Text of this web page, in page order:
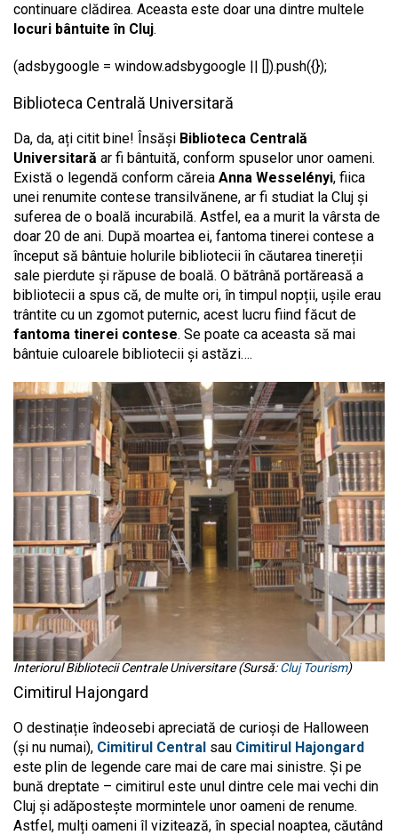
continuare clădirea. Aceasta este doar una dintre multele
locuri bântuite în Cluj.
(adsbygoogle = window.adsbygoogle || []).push({});
Biblioteca Centrală Universitară
Da, da, ați citit bine! Însăși Biblioteca Centrală
Universitară ar fi bântuită, conform spuselor unor oameni.
Există o legendă conform căreia Anna Wesselényi, fiica
unei renumite contese transilvănene, ar fi studiat la Cluj și
suferea de o boală incurabilă. Astfel, ea a murit la vârsta de
doar 20 de ani. După moartea ei, fantoma tinerei contese a
început să bântuie holurile bibliotecii în căutarea tinereții
sale pierdute și răpuse de boală. O bătrână portăreasă a
bibliotecii a spus că, de multe ori, în timpul nopții, ușile erau
trântite cu un zgomot puternic, acest lucru fiind făcut de
fantoma tinerei contese. Se poate ca aceasta să mai
bântuie culoarele bibliotecii și astăzi….
Interiorul Bibliotecii Centrale Universitare (Sursă:Cluj Tourism)
Cimitirul Hajongard
O destinație îndeosebi apreciată de curioși de Halloween
(și nu numai), Cimitirul Central sau Cimitirul Hajongard
este plin de legende care mai de care mai sinistre. Și pe
bună dreptate – cimitirul este unul dintre cele mai vechi din
Cluj și adăpostește mormintele unor oameni de renume.
Astfel, mulți oameni îl vizitează, în special noaptea, căutând